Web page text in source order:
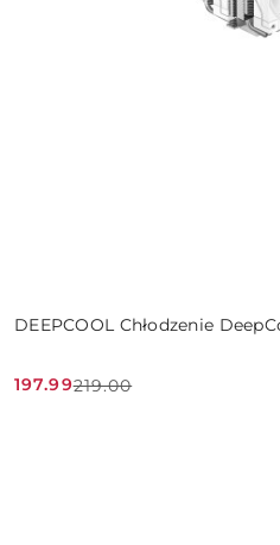
DEEPCOOL Chłodzenie
Cena
197.99
Cena
219.00